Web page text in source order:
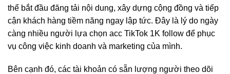
thể bắt đầu đăng tải nội dung, xây dựng cộng đồng và tiếp
cận khách hàng tiềm năng ngay lập tức. Đây là lý do ngày
càng nhiều người lựa chọn acc TikTok 1K follow để phục
vụ công việc kinh doanh và marketing của mình.
Bên cạnh đó, các tài khoản có sẵn lượng người theo dõi